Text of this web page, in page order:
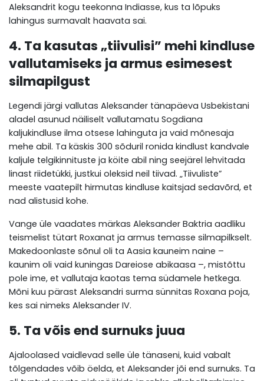
Aleksandrit kogu teekonna Indiasse, kus ta lõpuks
lahingus surmavalt haavata sai.
4. Ta kasutas „tiivulisi” mehi kindluse
vallutamiseks ja armus esimesest
silmapilgust
Legendi järgi vallutas Aleksander tänapäeva Usbekistani
aladel asunud näiliselt vallutamatu Sogdiana
kaljukindluse ilma otsese lahinguta ja vaid mõnesaja
mehe abil. Ta käskis 300 sõduril ronida kindlust kandvale
kaljule telgikinnituste ja köite abil ning seejärel lehvitada
linast riidetükki, justkui oleksid neil tiivad. „Tiivuliste”
meeste vaatepilt hirmutas kindluse kaitsjad sedavõrd, et
nad alistusid kohe.
Vange üle vaadates märkas Aleksander Baktria aadliku
teismelist tütart Roxanat ja armus temasse silmapilkselt.
Makedoonlaste sõnul oli ta Aasia kauneim naine –
kaunim oli vaid kuningas Dareiose abikaasa –, mistõttu
pole ime, et vallutaja kaotas tema südamele hetkega.
Mõni kuu pärast Aleksandri surma sünnitas Roxana poja,
kes sai nimeks Aleksander IV.
5. Ta võis end surnuks juua
Ajaloolased vaidlevad selle üle tänaseni, kuid vabalt
tõlgendades võib öelda, et Aleksander jõi end surnuks. Ta